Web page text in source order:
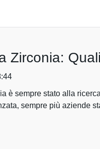
Zirconia:
è sempre stato alla
sempre più aziende